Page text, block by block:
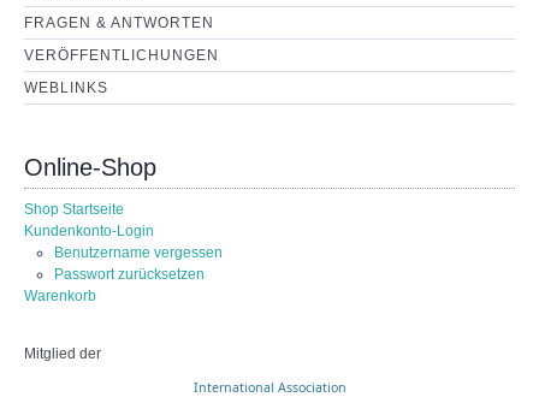
KONTAKT
FRAGEN & ANTWORTEN
VERÖFFENTLICHUNGEN
WEBLINKS
Online-Shop
Shop Startseite
Kundenkonto-Login
Benutzername vergessen
Passwort zurücksetzen
Warenkorb
Mitglied der
International Association